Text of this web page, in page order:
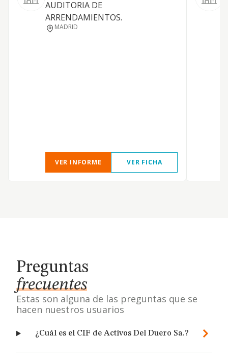
AUDITORIA DE
ARRENDAMIENTOS.
MADRID
VER INFORME VER FICHA
Preguntas
frecuentes
Estas son alguna de las preguntas que se
hacen nuestros usuarios
¿Cuál es el CIF de Activos Del Duero Sa.?